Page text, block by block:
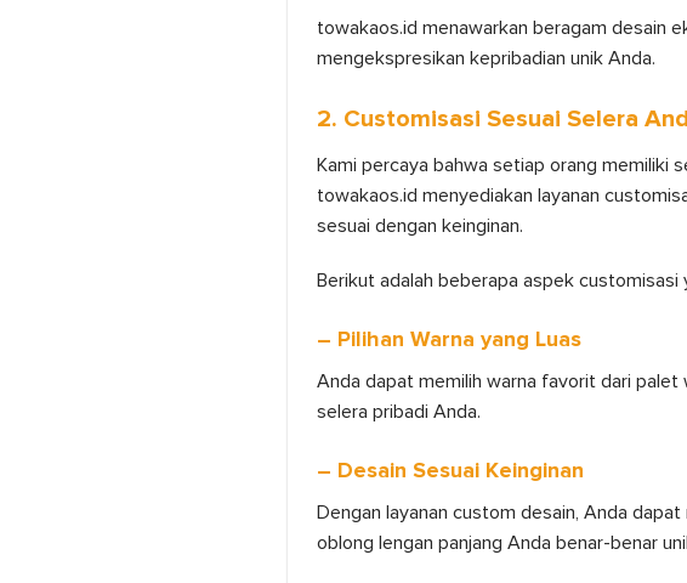
towakaos.id menawarkan beragam desain
mengekspresikan kepribadian unik Anda.
2. Customisasi Sesuai Selera
Kami percaya bahwa setiap orang memiliki
towakaos.id menyediakan layanan
sesuai dengan keinginan.
Berikut adalah beberapa aspek customisasi
– Pilihan Warna yang Luas
Anda dapat memilih warna favorit dari palet
selera pribadi Anda.
– Desain Sesuai Keinginan
Dengan layanan custom desain, Anda
oblong lengan panjang Anda benar-benar